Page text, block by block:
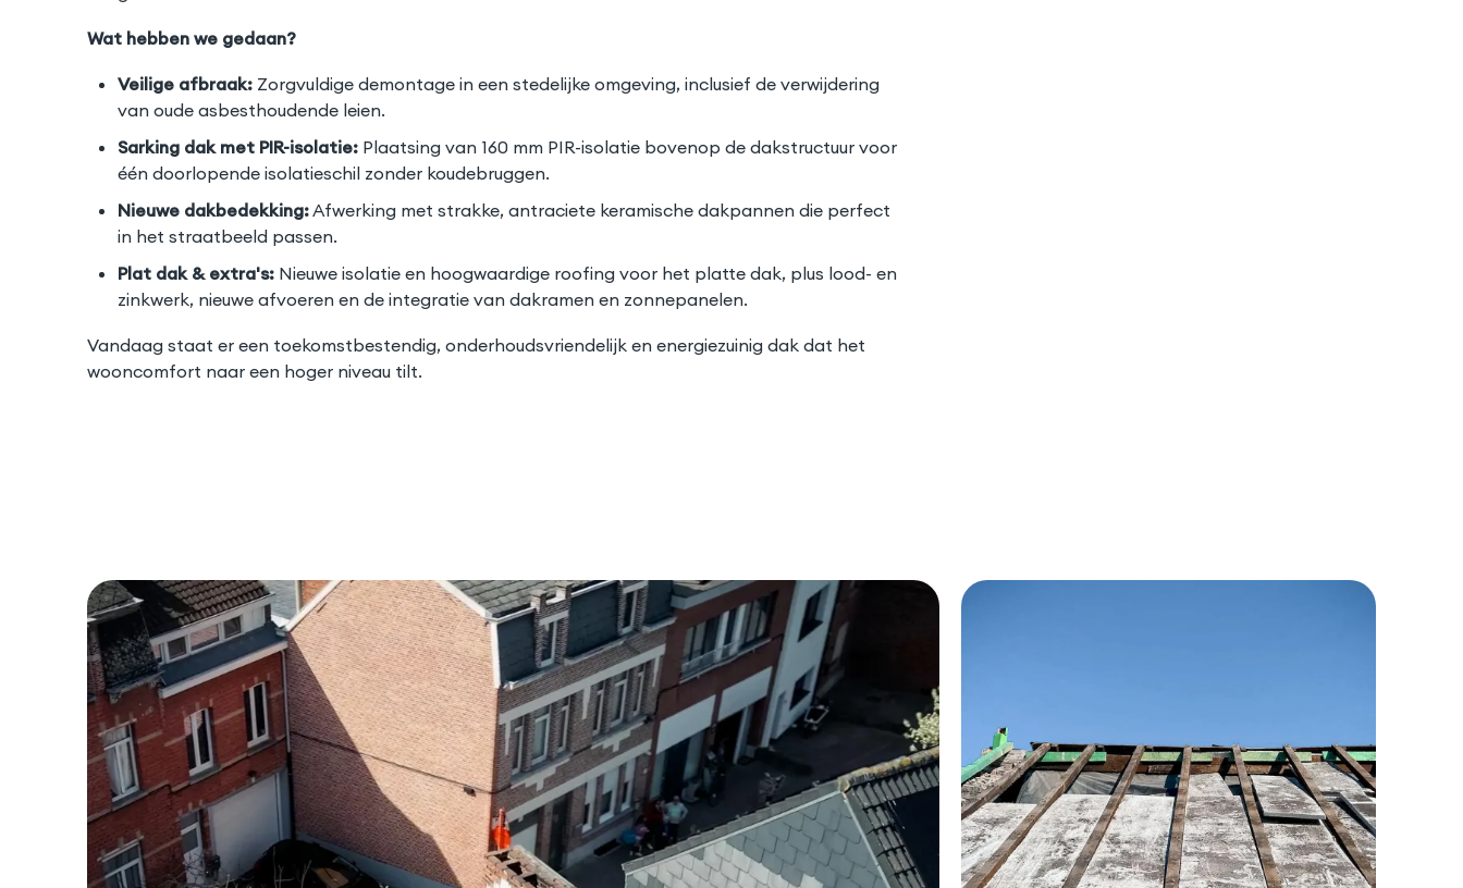
Wat hebben we gedaan?
Veilige afbraak: Zorgvuldige demontage in een stedelijke omgeving, inclusief de verwijdering
van oude asbesthoudende leien.
Sarking dak met PIR-isolatie: Plaatsing van 160 mm PIR-isolatie bovenop de dakstructuur voor
één doorlopende isolatieschil zonder koudebruggen.
Nieuwe dakbedekking:Afwerking met strakke, antraciete keramische dakpannen die perfect
in het straatbeeld passen.
Plat dak & extra's: Nieuwe isolatie en hoogwaardige roofing voor het platte dak, plus lood- en
zinkwerk, nieuwe afvoeren en de integratie van dakramen en zonnepanelen.
Vandaag staat er een toekomstbestendig, onderhoudsvriendelijk en energiezuinig dak dat het
wooncomfort naar een hoger niveau tilt.